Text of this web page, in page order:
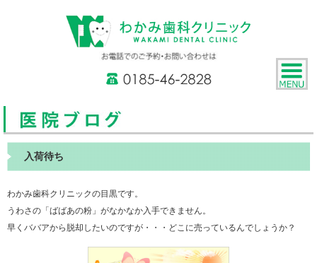
入荷待ち
わかみ歯科クリニックの目黒です。
うわさの「ばばあの粉」がなかなか入手できません。
早くババアから脱却したいのですが・・・どこに売っているんでしょうか？